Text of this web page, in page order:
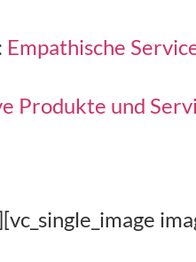
Empathische
Produkte und